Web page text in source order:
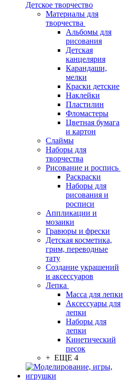
Детское творчество
Материалы для
творчества
Альбомы для
рисования
Детская
канцелярия
Карандаши,
мелки
Краски детские
Наклейки
Пластилин
Фломастеры
Цветная бумага
и картон
Слаймы
Наборы для
творчества
Рисование и роспись
Раскраски
Наборы для
рисования и
росписи
Аппликации и
мозаики
Гравюры и фрески
Детская косметика,
грим, переводные
тату
Создание украшений
и аксессуаров
Лепка
Масса для лепки
Аксессуары для
лепки
Наборы для
лепки
Кинетический
песок
+ ЕЩЕ 4